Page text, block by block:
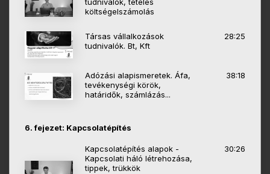
költségelszámolás
Társas vállalkozások
tudnivalók. Bt, Kft
28:25
Adózási alapismeretek. Áfa,
tevékenységi körök,
határidők, számlázás...
38:18
6. fejezet: Kapcsolatépítés
Kapcsolatépítés alapok -
Kapcsolati háló létrehozása,
tippek, trükkök
30:26